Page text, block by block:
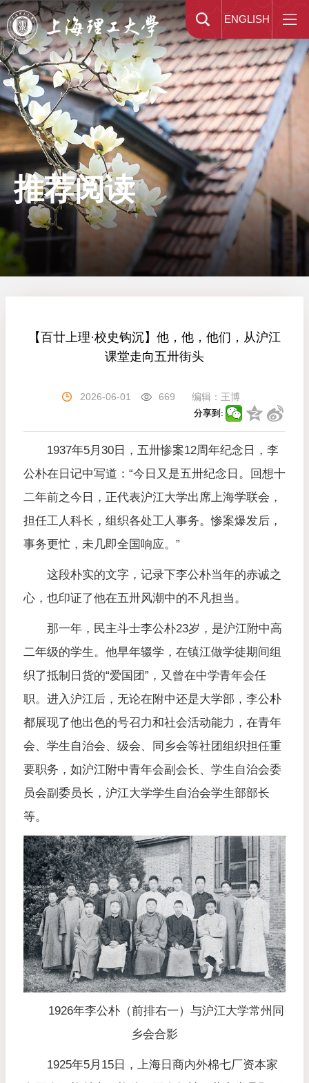
ENGLISH
推荐阅读
【百廿上理·校史钩沉】他，他，他们，从沪江
课堂走向五卅街头
2026-06-01 669 编辑： 王博
分享到:
1937年5月30日，五卅惨案12周年纪念日，李
公朴在日记中写道：“今日又是五卅纪念日。回想十
二年前之今日，正代表沪江大学出席上海学联会，
担任工人科长，组织各处工人事务。惨案爆发后，
事务更忙，未几即全国响应。”
这段朴实的文字，记录下李公朴当年的赤诚之
心，也印证了他在五卅风潮中的不凡担当。
那一年，民主斗士李公朴23岁，是沪江附中高
二年级的学生。他早年辍学，在镇江做学徒期间组
织了抵制日货的“爱国团”，又曾在中学青年会任
职。进入沪江后，无论在附中还是大学部，李公朴
都展现了他出色的号召力和社会活动能力，在青年
会、学生自治会、级会、同乡会等社团组织担任重
要职务，如沪江附中青年会副会长、学生自治会委
员会副委员长，沪江大学学生自治会学生部部长
等。
1926年李公朴（前排右一）与沪江大学常州同
乡会合影
1925年5月15日，上海日商内外棉七厂资本家